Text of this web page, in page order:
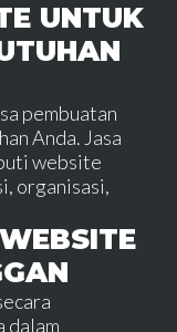
UNTUK
pembuatan
Anda. Jasa
website
organisasi,
dalam